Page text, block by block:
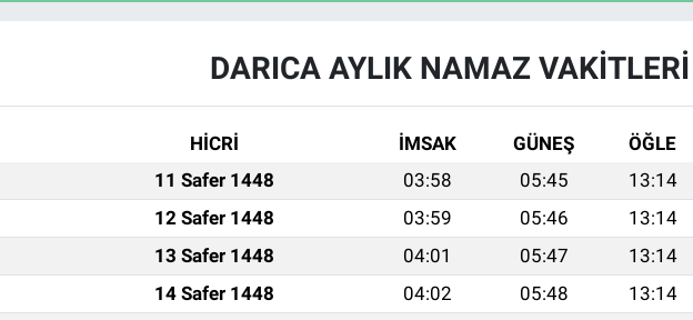
DARICA AYLIK NAMAZ VAKITLERI
HİCRİ İMSAK GÜNEŞ ÖĞLE
11 Safer 1448 03:58 05:45 13:14
12 Safer 1448 03:59 05:46 13:14
13 Safer 1448 04:01 05:47 13:14
14 Safer 1448 04:02 05:48 13:14